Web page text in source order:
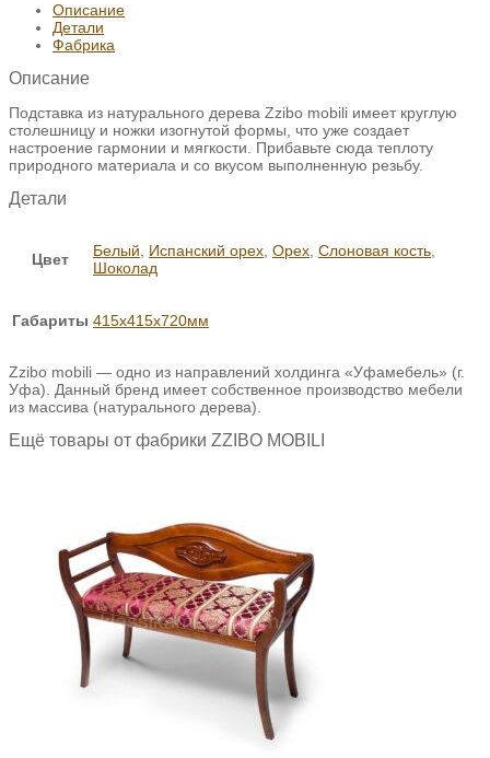
Описание
Детали
Фабрика
Описание
Подставка из натурального дерева Zzibo mobili имеет круглую
столешницу и ножки изогнутой формы, что уже создает
настроение гармонии и мягкости. Прибавьте сюда теплоту
природного материала и со вкусом выполненную резьбу.
Детали
Цвет Белый, Испанский орех, Орех, Слоновая кость,
Шоколад
Габариты 415х415х720мм
Zzibo mobili — одно из направлений холдинга «Уфамебель» (г.
Уфа). Данный бренд имеет собственное производство мебели
из массива (натурального дерева).
Ещё товары от фабрики ZZIBO MOBILI